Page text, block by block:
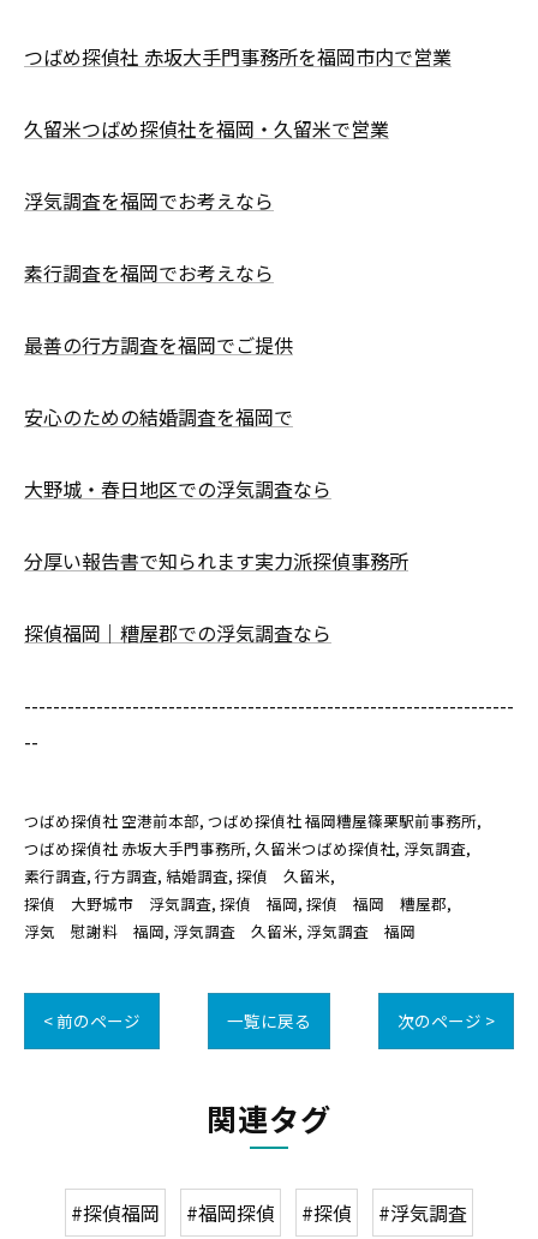
つばめ探偵社 赤坂大手門事務所を福岡市内で営業
久留米つばめ探偵社を福岡・久留米で営業
浮気調査を福岡でお考えなら
素行調査を福岡でお考えなら
最善の行方調査を福岡でご提供
安心のための結婚調査を福岡で
大野城・春日地区での浮気調査なら
分厚い報告書で知られます実力派探偵事務所
探偵福岡｜糟屋郡での浮気調査なら
--------------------------------------------------------------------
--
つばめ探偵社 空港前本部 つばめ探偵社 福岡糟屋篠栗駅前事務所
つばめ探偵社 赤坂大手門事務所 久留米つばめ探偵社 浮気調査
素行調査 行方調査 結婚調査 探偵 久留米
探偵 大野城市 浮気調査 探偵 福岡 探偵 福岡 糟屋郡
浮気 慰謝料 福岡 浮気調査 久留米 浮気調査 福岡
< 前のページ 一覧に戻る 次のページ >
関連タグ
#探偵福岡 #福岡探偵 #探偵
#浮気調査